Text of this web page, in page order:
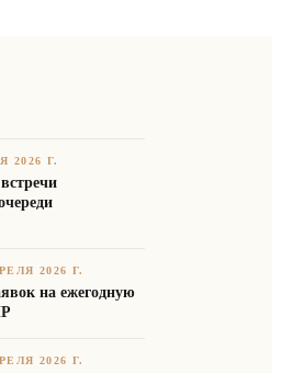
2026 Г.
2026 Г.
на ежегодную
2026 Г.